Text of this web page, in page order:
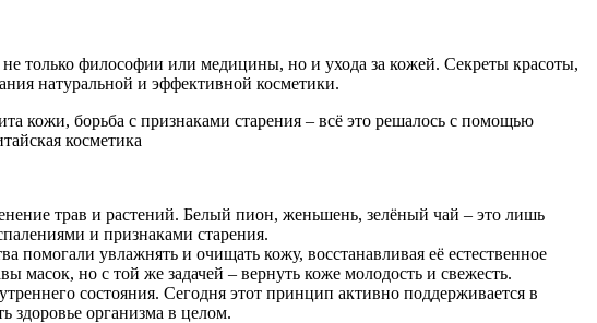
только философии или медицины, но и ухода за кожей. Секреты красоты,
натуральной и эффективной косметики.
кожи, борьба с признаками старения – всё это решалось с помощью
трав и растений. Белый пион, женьшень, зелёный чай – это лишь
и признаками старения.
помогали увлажнять и очищать кожу, восстанавливая её естественное
масок, но с той же задачей – вернуть коже молодость и свежесть.
состояния. Сегодня этот принцип активно поддерживается в
здоровье организма в целом.